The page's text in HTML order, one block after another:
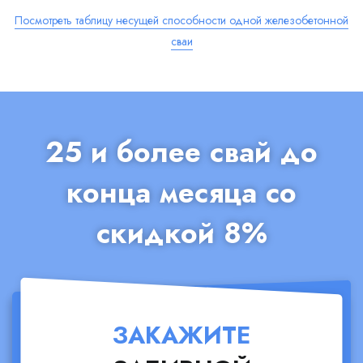
Посмотреть таблицу несущей способности одной железобетонной
сваи
25 и более свай до
конца месяца со
скидкой 8%
ЗАКАЖИТЕ